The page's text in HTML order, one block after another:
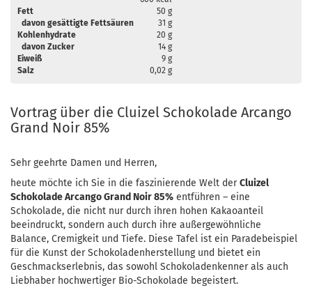
Fett
50 g
davon gesättigte Fettsäuren
31 g
Kohlenhydrate
20 g
davon Zucker
14 g
Eiweiß
9 g
Salz
0,02 g
Vortrag über die Cluizel Schokolade Arcango
Grand Noir 85%
Sehr geehrte Damen und Herren,
heute möchte ich Sie in die faszinierende Welt derCluizel
Schokolade Arcango Grand Noir 85% entführen – eine
Schokolade, die nicht nur durch ihren hohen Kakaoanteil
beeindruckt, sondern auch durch ihre außergewöhnliche
Balance, Cremigkeit und Tiefe. Diese Tafel ist ein Paradebeispiel
für die Kunst der Schokoladenherstellung und bietet ein
Geschmackserlebnis, das sowohl Schokoladenkenner als auch
Liebhaber hochwertiger Bio-Schokolade begeistert.